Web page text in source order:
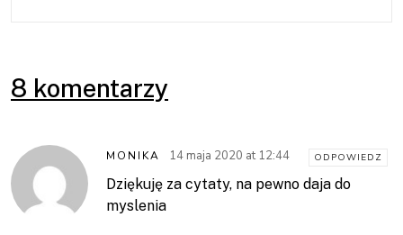
8 komentarzy
MONIKA 14 maja 2020 at 12:44 ODPOWIEDZ
Dziękuję za cytaty, na pewno daja do
myslenia